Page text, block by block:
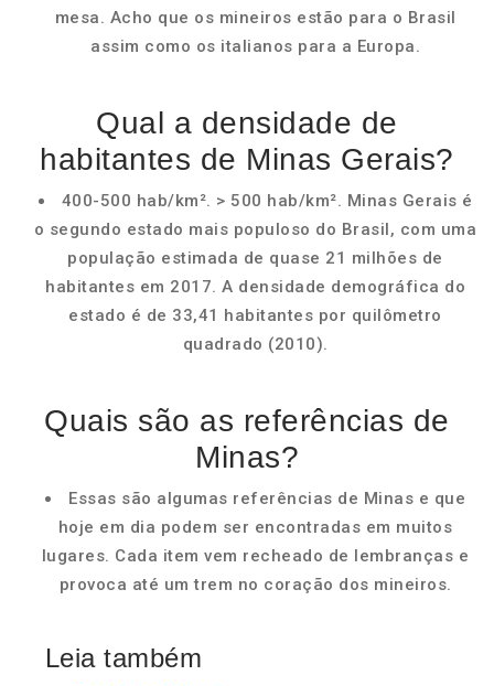
mesa. Acho que os mineiros estão para o Brasil
assim como os italianos para a Europa.
Qual a densidade de
habitantes de Minas Gerais?
400-500 hab/km². > 500 hab/km². Minas Gerais é
o segundo estado mais populoso do Brasil, com uma
população estimada de quase 21 milhões de
habitantes em 2017. A densidade demográfica do
estado é de 33,41 habitantes por quilômetro
quadrado (2010).
Quais são as referências de
Minas?
Essas são algumas referências de Minas e que
hoje em dia podem ser encontradas em muitos
lugares. Cada item vem recheado de lembranças e
provoca até um trem no coração dos mineiros.
Leia também